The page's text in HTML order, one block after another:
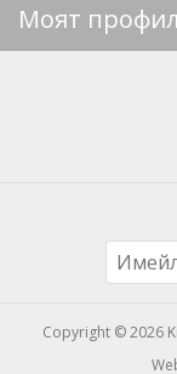
Моят профил
Copyright © 2026